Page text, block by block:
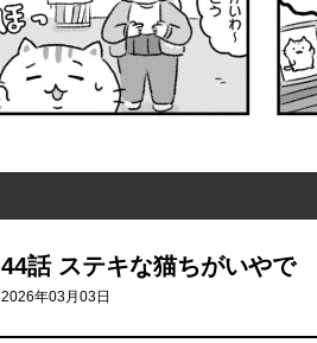
44話 ステキな猫ちがいやで
2026年03月03日